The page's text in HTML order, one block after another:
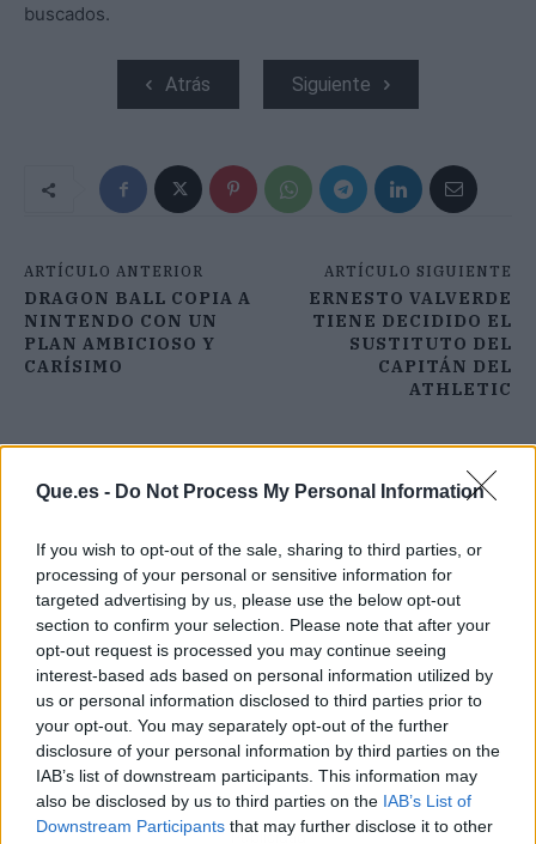
Que.es - Do Not Process My Personal Information
If you wish to opt-out of the sale, sharing to third parties, or
processing of your personal or sensitive information for
targeted advertising by us, please use the below opt-out
section to confirm your selection. Please note that after your
opt-out request is processed you may continue seeing
interest-based ads based on personal information utilized by
us or personal information disclosed to third parties prior to
your opt-out. You may separately opt-out of the further
disclosure of your personal information by third parties on the
IAB’s list of downstream participants. This information may
also be disclosed by us to third parties on the IAB’s List of
Downstream Participants that may further disclose it to other
buscados.
Atrás Siguiente
ARTÍCULO ANTERIOR
DRAGON BALL COPIA A
NINTENDO CON UN
PLAN AMBICIOSO Y
CARÍSIMO
ARTÍCULO SIGUIENTE
ERNESTO VALVERDE
TIENE DECIDIDO EL
SUSTITUTO DEL
CAPITÁN DEL
ATHLETIC
Publicidad